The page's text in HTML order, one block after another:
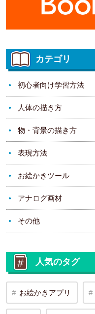
カテゴリ
初心者向け学習方法
人体の描き方
物・背景の描き方
表現方法
お絵かきツール
アナログ画材
その他
人気のタグ
お絵かきアプリ